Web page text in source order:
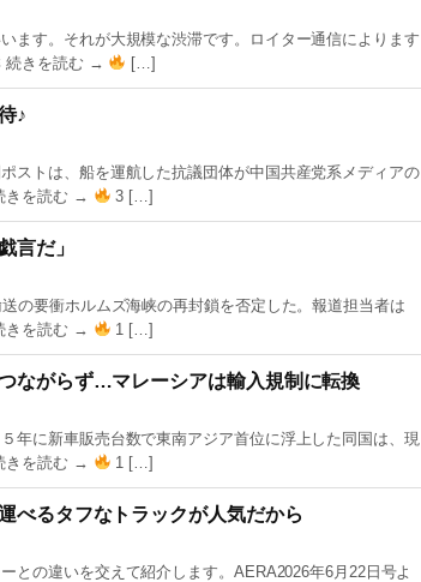
ます。それが大規模な渋滞です。ロイター通信によります
続きを読む →
[…]
♪
ストは、船を運航した抗議団体が中国共産党系メディアの
きを読む →
3 […]
言だ」
の要衝ホルムズ海峡の再封鎖を否定した。報道担当者は
きを読む →
1 […]
ながらず…マレーシアは輸入規制に転換
年に新車販売台数で東南アジア首位に浮上した同国は、現
きを読む →
1 […]
べるタフなトラックが人気だから
との違いを交えて紹介します。AERA2026年6月22日号よ